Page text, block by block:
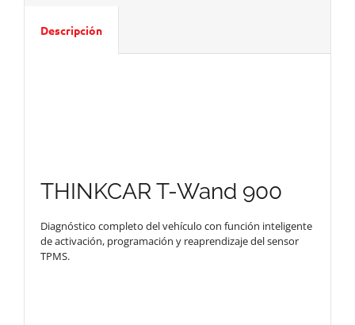
Descripción
THINKCAR T-Wand 900
Diagnóstico completo del vehículo con función inteligente
de activación, programación y reaprendizaje del sensor
TPMS.